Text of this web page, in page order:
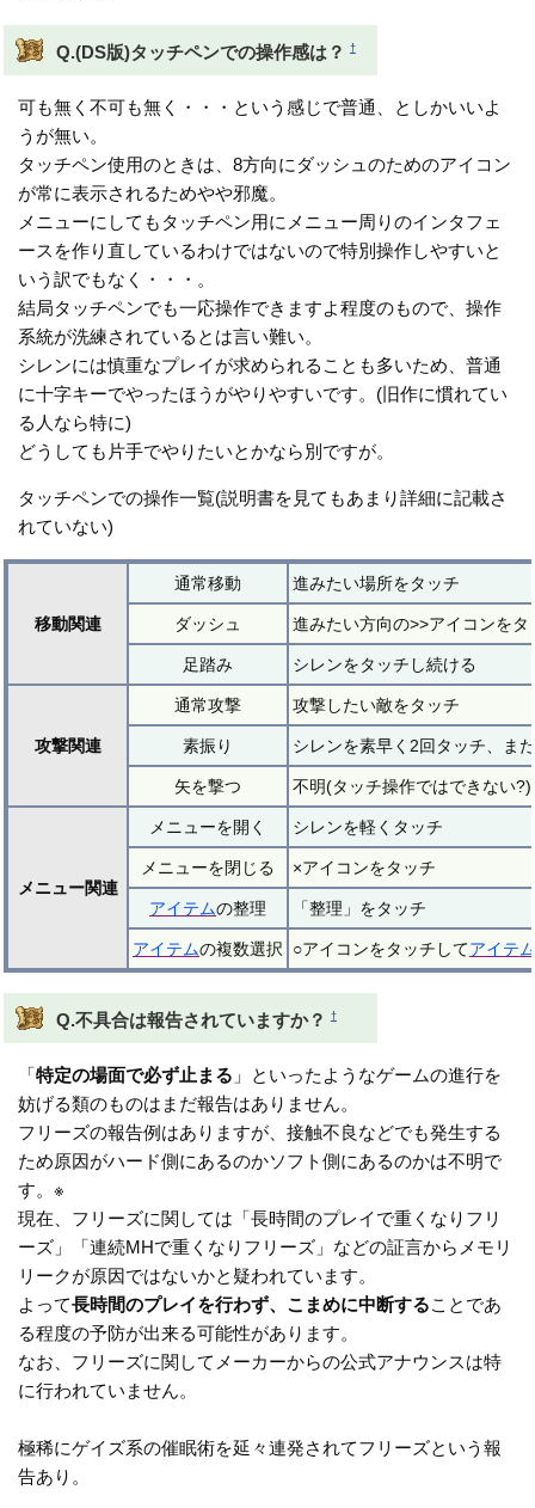
Q.(DS版)タッチペンでの操作感は？ †
可も無く不可も無く・・・という感じで普通、としかいいよ
うが無い。
タッチペン使用のときは、8方向にダッシュのためのアイコン
が常に表示されるためやや邪魔。
メニューにしてもタッチペン用にメニュー周りのインタフェ
ースを作り直しているわけではないので特別操作しやすいと
いう訳でもなく・・・。
結局タッチペンでも一応操作できますよ程度のもので、操作
系統が洗練されているとは言い難い。
シレンには慎重なプレイが求められることも多いため、普通
に十字キーでやったほうがやりやすいです。(旧作に慣れてい
る人なら特に)
どうしても片手でやりたいとかなら別ですが。
タッチペンでの操作一覧(説明書を見てもあまり詳細に記載さ
れていない)
移動関連
通常移動 進みたい場所をタッチ
ダッシュ 進みたい方向の>>アイコンをタ
足踏み シレンをタッチし続ける
攻撃関連
通常攻撃 攻撃したい敵をタッチ
素振り シレンを素早く2回タッチ、ま
矢を撃つ 不明(タッチ操作ではできない?)
メニュー関連
メニューを開く シレンを軽くタッチ
メニューを閉じる ×アイコンをタッチ
アイテムの整理 「整理」をタッチ
アイテムの複数選択 ○アイコンをタッチしてアイテム
Q.不具合は報告されていますか？ †
「特定の場面で必ず止まる 」といったようなゲームの進行を
妨げる類のものはまだ報告はありません。
フリーズの報告例はありますが、接触不良などでも発生する
ため原因がハード側にあるのかソフト側にあるのかは不明で
す。※
現在、フリーズに関しては「長時間のプレイで重くなりフリ
ーズ」「連続MHで重くなりフリーズ」などの証言からメモリ
リークが原因ではないかと疑われています。
よって長時間のプレイを行わず、こまめに中断することであ
る程度の予防が出来る可能性があります。
なお、フリーズに関してメーカーからの公式アナウンスは特
に行われていません。
極稀にゲイズ系の催眠術を延々連発されてフリーズという報
告あり。